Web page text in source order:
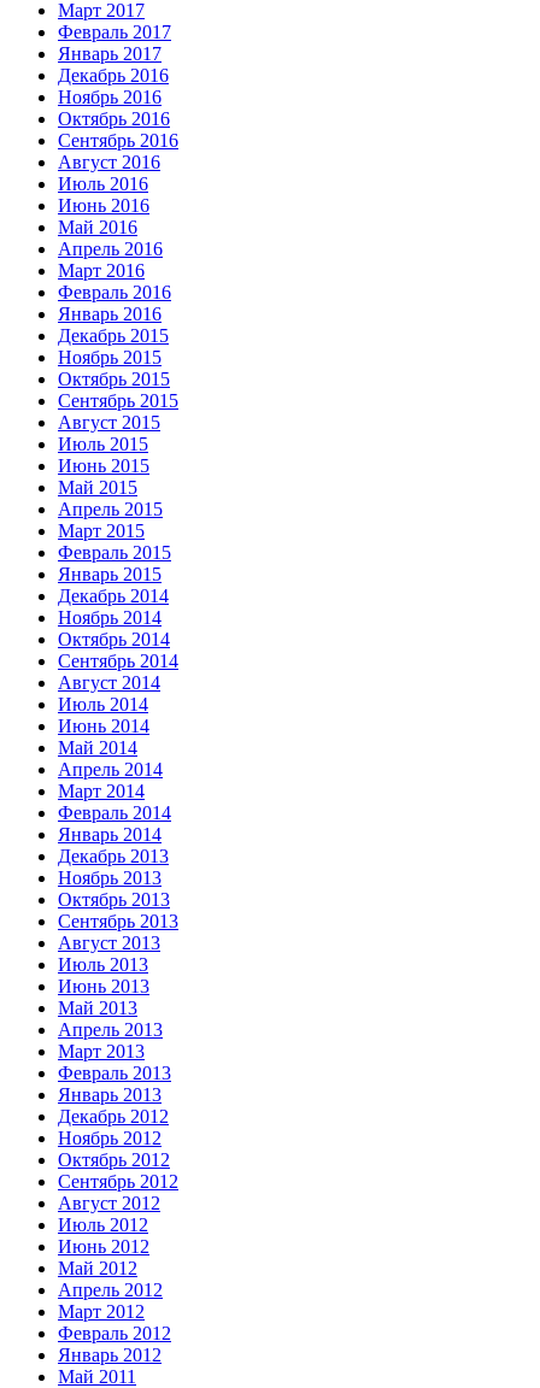
Март 2017
Февраль 2017
Январь 2017
Декабрь 2016
Ноябрь 2016
Октябрь 2016
Сентябрь 2016
Август 2016
Июль 2016
Июнь 2016
Май 2016
Апрель 2016
Март 2016
Февраль 2016
Январь 2016
Декабрь 2015
Ноябрь 2015
Октябрь 2015
Сентябрь 2015
Август 2015
Июль 2015
Июнь 2015
Май 2015
Апрель 2015
Март 2015
Февраль 2015
Январь 2015
Декабрь 2014
Ноябрь 2014
Октябрь 2014
Сентябрь 2014
Август 2014
Июль 2014
Июнь 2014
Май 2014
Апрель 2014
Март 2014
Февраль 2014
Январь 2014
Декабрь 2013
Ноябрь 2013
Октябрь 2013
Сентябрь 2013
Август 2013
Июль 2013
Июнь 2013
Май 2013
Апрель 2013
Март 2013
Февраль 2013
Январь 2013
Декабрь 2012
Ноябрь 2012
Октябрь 2012
Сентябрь 2012
Август 2012
Июль 2012
Июнь 2012
Май 2012
Апрель 2012
Март 2012
Февраль 2012
Январь 2012
Май 2011